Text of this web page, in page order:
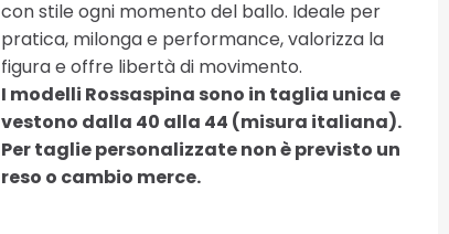
con stile ogni momento del ballo. Ideale per
pratica, milonga e performance, valorizza la
figura e offre libertà di movimento.
I modelli Rossaspina sono in taglia unica e
vestono dalla 40 alla 44 (misura italiana).
Per taglie personalizzate non è previsto un
reso o cambio merce.